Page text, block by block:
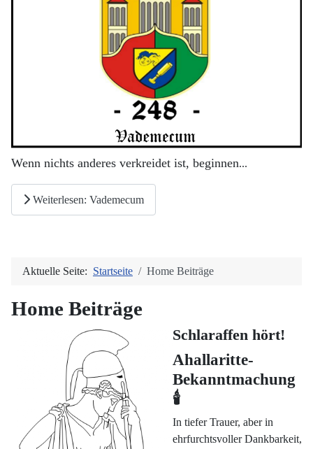
Wenn nichts anderes verkreidet ist, beginnen...
Weiterlesen: Vademecum
Aktuelle Seite: Startseite Home Beiträge
Home Beiträge
Schlaraffen hört!
Ahallaritte-
Bekanntmachung
🕯️
In tiefer Trauer, aber in
ehrfurchtsvoller Dankbarkeit,